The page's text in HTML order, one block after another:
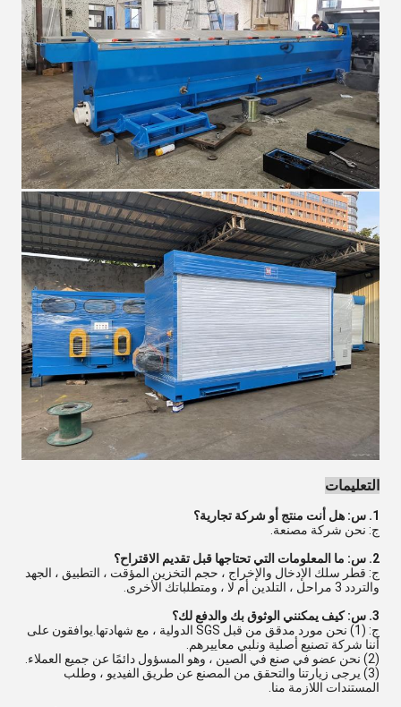
التعليمات
1. س: هل أنت منتج أو شركة تجارية؟
ج: نحن شركة مصنعة.
2. س: ما المعلومات التي تحتاجها قبل تقديم الاقتراح؟
ج: قطر سلك الإدخال والإخراج ، حجم التخزين المؤقت ، التطبيق ، الجهد
والتردد 3 مراحل ، التلدين أم لا ، ومتطلباتك الأخرى.
3. س: كيف يمكنني الوثوق بك والدفع لك؟
ج: (1) نحن مورد مدقق من قبل SGS الدولية ، مع شهادتها.يوافقون على
أننا شركة تصنيع أصلية ونلبي معاييرهم.
(2) نحن عضو في صنع في الصين ، وهو المسؤول دائمًا عن جميع العملاء.
(3) يرجى زيارتنا والتحقق من المصنع عن طريق الفيديو ، وطلب
المستندات اللازمة منا.